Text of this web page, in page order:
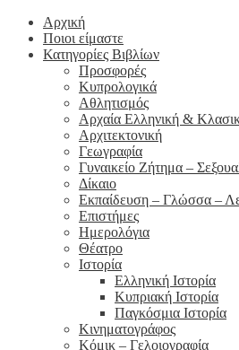
Αρχική
Ποιοι είμαστε
Κατηγορίες Βιβλίων
Προσφορές
Κυπρολογικά
Αθλητισμός
Αρχαία Ελληνική &
Αρχιτεκτονική
Γεωγραφία
Γυναικείο Ζήτημα –
Δίκαιο
Εκπαίδευση – Γλώσσα –
Επιστήμες
Ημερολόγια
Θέατρο
Ιστορία
Ελληνική Ιστορία
Κυπριακή Ιστορία
Παγκόσμια Ιστορία
Κινηματογράφος
Κόμικ – Γελοιογραφία